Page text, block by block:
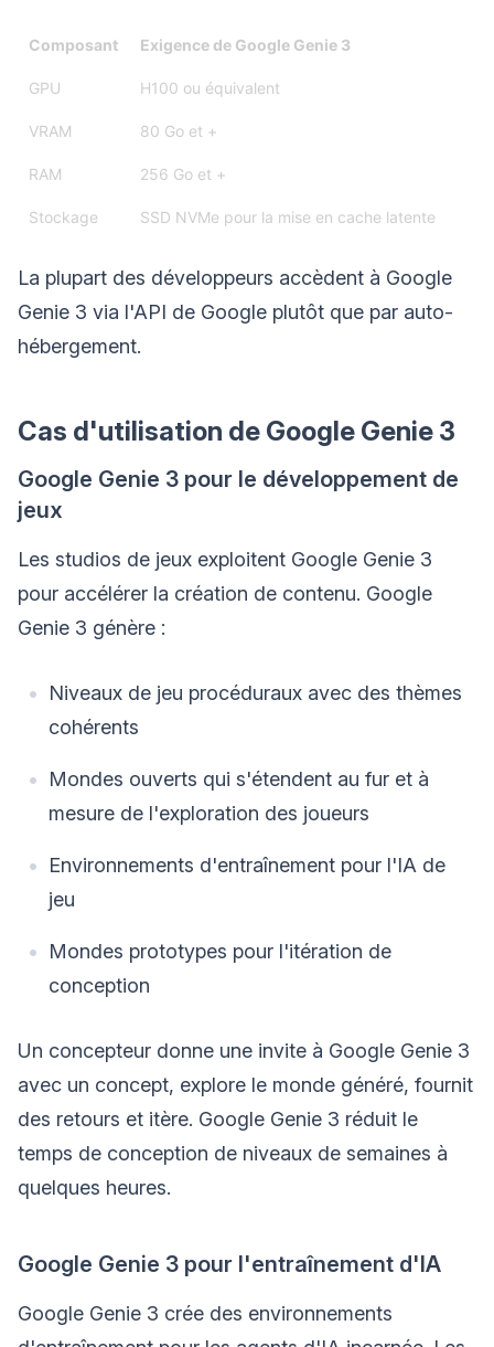
Composant Exigence de Google Genie 3
GPU H100 ou équivalent
VRAM 80 Go et +
RAM 256 Go et +
Stockage SSD NVMe pour la mise en cache latente
La plupart des développeurs accèdent à Google
Genie 3 via l'API de Google plutôt que par auto-
hébergement.
Cas d'utilisation de Google Genie 3
Google Genie 3 pour le développement de
jeux
Les studios de jeux exploitent Google Genie 3
pour accélérer la création de contenu. Google
Genie 3 génère :
Niveaux de jeu procéduraux avec des thèmes
cohérents
Mondes ouverts qui s'étendent au fur et à
mesure de l'exploration des joueurs
Environnements d'entraînement pour l'IA de
jeu
Mondes prototypes pour l'itération de
conception
Un concepteur donne une invite à Google Genie 3
avec un concept, explore le monde généré, fournit
des retours et itère. Google Genie 3 réduit le
temps de conception de niveaux de semaines à
quelques heures.
Google Genie 3 pour l'entraînement d'IA
Google Genie 3 crée des environnements